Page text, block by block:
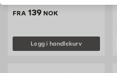
FRA Pris 139 NOK /stk
139 NOK
Legg i handlekurv